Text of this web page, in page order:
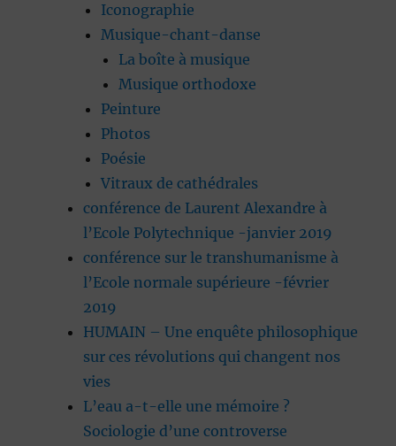
Iconographie
Musique-chant-danse
La boîte à musique
Musique orthodoxe
Peinture
Photos
Poésie
Vitraux de cathédrales
conférence de Laurent Alexandre à
l’Ecole Polytechnique -janvier 2019
conférence sur le transhumanisme à
l’Ecole normale supérieure -février
2019
HUMAIN – Une enquête philosophique
sur ces révolutions qui changent nos
vies
L’eau a-t-elle une mémoire ?
Sociologie d’une controverse